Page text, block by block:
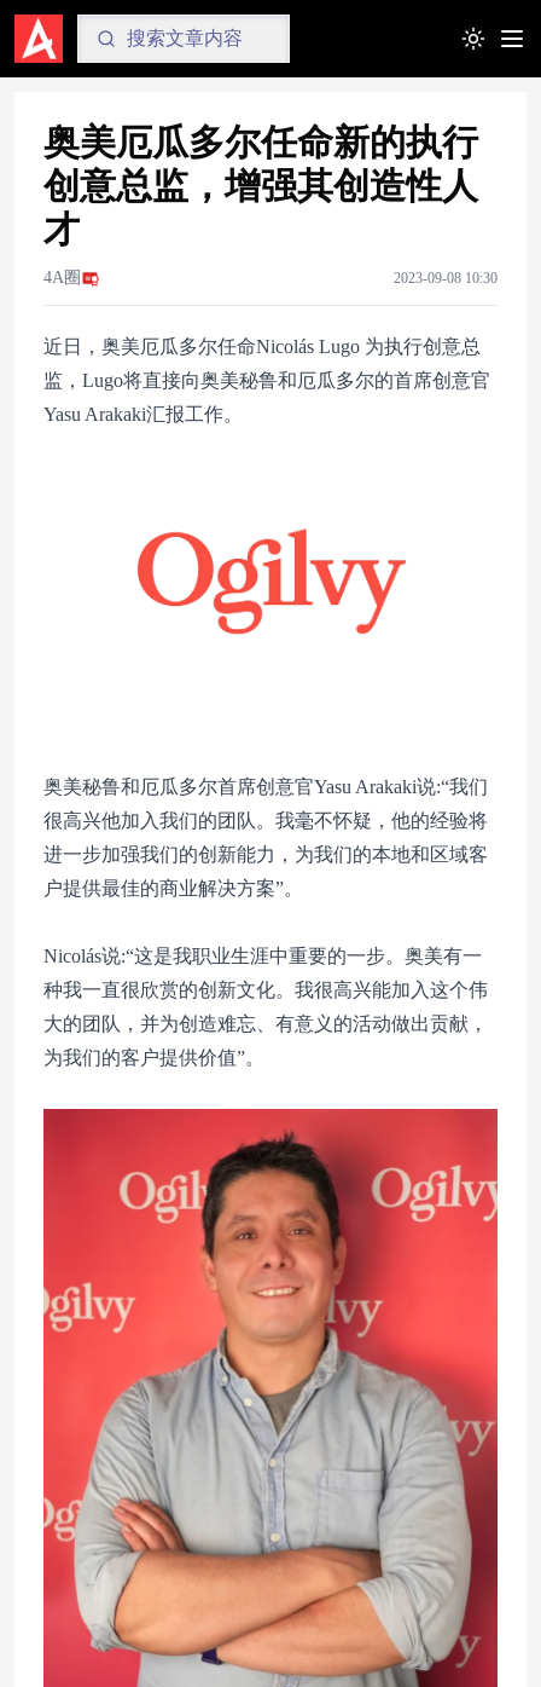
Toggle
奥美厄瓜多尔任命新的执行
创意总监，增强其创造性人
才
4A圈 2023-09-08 10:30
近日，奥美厄瓜多尔任命Nicolás Lugo 为执行创意总
监，Lugo将直接向奥美秘鲁和厄瓜多尔的首席创意官
Yasu Arakaki汇报工作。
奥美秘鲁和厄瓜多尔首席创意官Yasu Arakaki说:“我们
很高兴他加入我们的团队。我毫不怀疑，他的经验将
进一步加强我们的创新能力，为我们的本地和区域客
户提供最佳的商业解决方案”。
Nicolás说:“这是我职业生涯中重要的一步。奥美有一
种我一直很欣赏的创新文化。我很高兴能加入这个伟
大的团队，并为创造难忘、有意义的活动做出贡献，
为我们的客户提供价值”。